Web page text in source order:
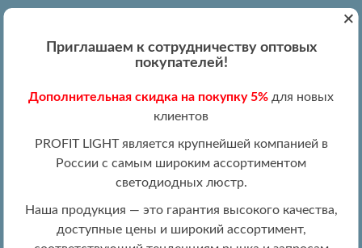
Регистрация
ПН-ПТ 09:00 - 19:00
info@profitlight.ru
+
Приглашаем к сотрудничеству оптовых
покупателей!
Дополнительная скидка на покупку 5% для новых
клиентов
PROFIT LIGHT является крупнейшей компанией в
России с самым широким ассортиментом
светодиодных люстр.
Наша продукция — это гарантия высокого качества,
доступные цены и широкий ассортимент,